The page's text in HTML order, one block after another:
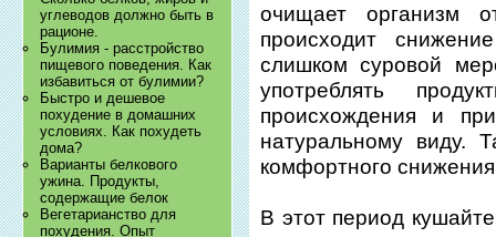
углеводов должно быть в
рационе.
Булимия - расстройство
пищевого поведения. Как
избавиться от булимии?
Быстро и дешевое
похудение в домашних
условиях. Как похудеть
дома?
Варианты белкового
ужина. Продукты,
содержащие белок
Вегетарианство для
похудения. Опыт
очищает организм
происходит
слишком суровой
употреблять
происхождения и
натуральному виду.
комфортного
В этот период